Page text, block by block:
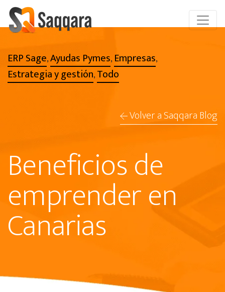
ERP Sage,Ayudas Pymes,Empresas,
Estrategia y gestión,Todo
Volver a Saqqara Blog
Beneficios de
emprender en
Canarias